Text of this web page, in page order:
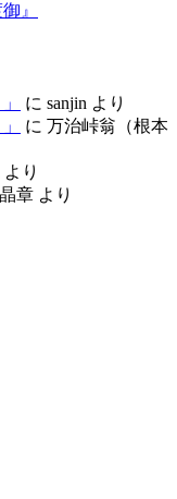
』
に sanjin より
に 万治峠翁（根本
より
章 より